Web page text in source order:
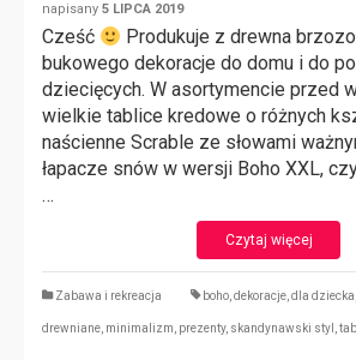
napisany 5 LIPCA 2019
Cześć
Produkuje z drewna
bukowego dekoracje do domu i do
dziecięcych. W asortymencie przed
wielkie tablice kredowe o różnych
naścienne Scrable ze słowami
łapacze snów w wersji Boho XXL,
…
Czytaj więcej
Zabawa i rekreacja boho dekoracje dla dziecka
drewniane minimalizm prezenty, skandynawski styl